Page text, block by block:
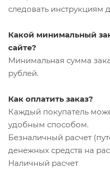
следовать инструкциям
Какой минимальный
сайте?
Минимальная сумма
рублей.
Как оплатить заказ?
Каждый покупатель
удобным способом.
Безналичный расчет
денежных средств на
Наличный расчет